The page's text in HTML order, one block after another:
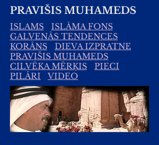
PRAVIŠIS MUHAMEDS
ISLAMS
ISLĀMA FONS
GALVENĀS TENDENCES
KORĀNS
DIEVA IZPRATNE
PRAVIŠIS MUHAMEDS
CILVĒKA MĒRĶIS
PIECI
PILĀRI
VIDEO